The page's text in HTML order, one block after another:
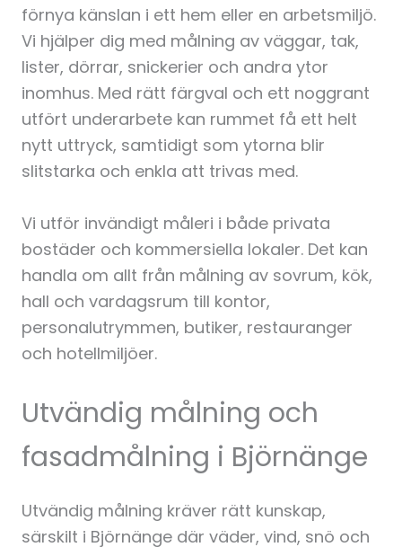
förnya känslan i ett hem eller en arbetsmiljö.
Vi hjälper dig med målning av väggar, tak,
lister, dörrar, snickerier och andra ytor
inomhus. Med rätt färgval och ett noggrant
utfört underarbete kan rummet få ett helt
nytt uttryck, samtidigt som ytorna blir
slitstarka och enkla att trivas med.
Vi utför invändigt måleri i både privata
bostäder och kommersiella lokaler. Det kan
handla om allt från målning av sovrum, kök,
hall och vardagsrum till kontor,
personalutrymmen, butiker, restauranger
och hotellmiljöer.
Utvändig målning och
fasadmålning i Björnänge
Utvändig målning kräver rätt kunskap,
särskilt i Björnänge där väder, vind, snö och